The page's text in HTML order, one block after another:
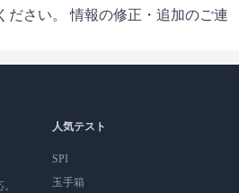
ださい。 情報の修正・追加のご連
人気テスト
SPI
玉手箱